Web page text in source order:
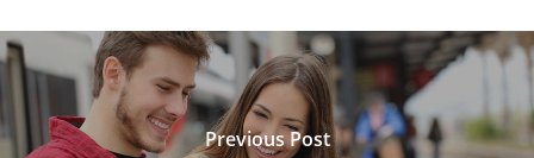
Previous Post